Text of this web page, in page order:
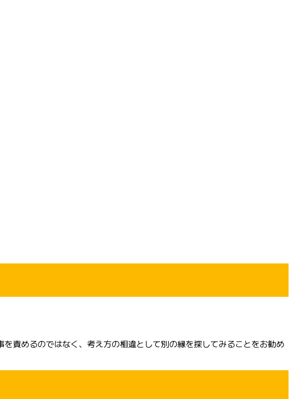
責めるのではなく、考え方の相違として別の縁を探してみることをお勧め